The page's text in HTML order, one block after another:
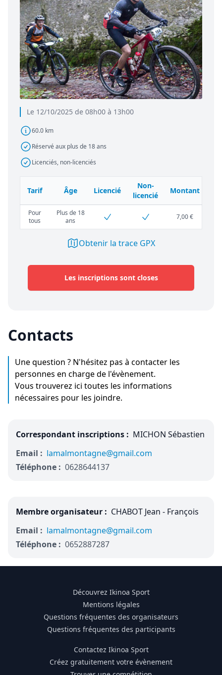
Le 12/10/2025 de 08h00 à 13h00
60.0 km
Réservé aux plus de 18 ans
Licenciés, non-licenciés
Tarif Âge Licencié
Non-
licencié
Montant
Pour
tous
Plus de 18
ans
7,00 €
Obtenir la trace GPX
Les inscriptions sont closes
Contacts
Une question ? N'hésitez pas à contacter les
personnes en charge de l'évènement.
Vous trouverez ici toutes les informations
nécessaires pour les joindre.
Correspondant inscriptions : MICHON Sébastien
Email : lamalmontagne@gmail.com
Téléphone : 0628644137
Membre organisateur : CHABOT Jean - François
Email : lamalmontagne@gmail.com
Téléphone : 0652887287
Découvrez Ikinoa Sport
Mentions légales
Questions fréquentes des organisateurs
Questions fréquentes des participants
Contactez Ikinoa Sport
Créez gratuitement votre évènement